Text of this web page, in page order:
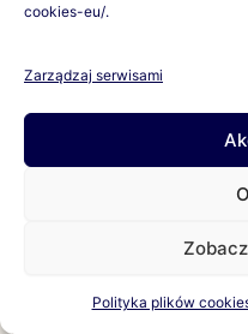
cookies-eu/.
Zarządzaj serwisami
Polityka plików
Nagroda
27 czerwca 2022 roku